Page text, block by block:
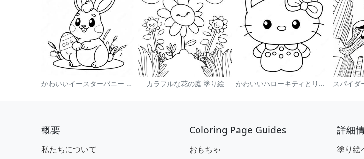
かわいいイースターバニー 塗り絵 カラフルな花の庭 塗り絵 かわいいハローキティとリボンの塗り絵
概要
私たちについて
Coloring Page Guides
おもちゃ
詳細
塗り絵